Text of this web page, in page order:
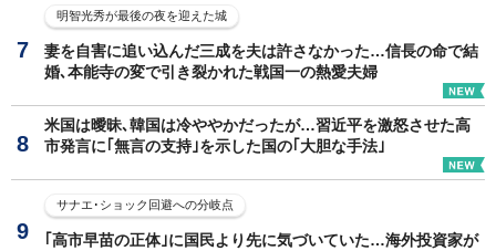
明智光秀が最後の夜を迎えた城
妻を自害に追い込んだ三成を夫は許さなかった…信長の命で結
婚､本能寺の変で引き裂かれた戦国一の熱愛夫婦
米国は曖昧､韓国は冷ややかだったが…習近平を激怒させた高
市発言に｢無言の支持｣を示した国の｢大胆な手法｣
サナエ･ショック回避への分岐点
｢高市早苗の正体｣に国民より先に気づいていた…海外投資家が